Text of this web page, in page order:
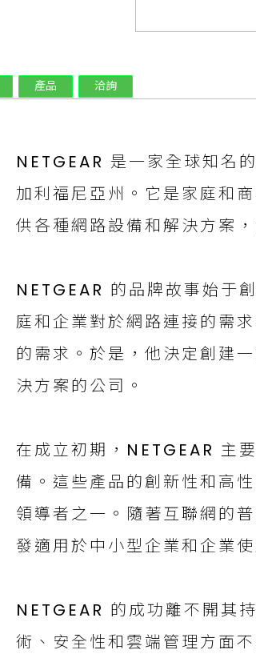
產品 洽詢
NETGEAR 是一家全球知名
加利福尼亞州。它是家庭和
供各種網路設備和解決方案
NETGEAR 的品牌故事始于
庭和企業對於網路連接的需
的需求。於是，他決定創建
決方案的公司。
在成立初期，NETGEAR 主
備。這些產品的創新性和高
領導者之一。隨著互聯網的
發適用於中小型企業和企業
NETGEAR 的成功離不開其
術、安全性和雲端管理方面